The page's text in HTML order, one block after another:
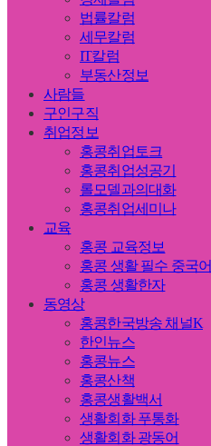
법률칼럼
세무칼럼
IT칼럼
부동산정보
사람들
구인구직
취업정보
홍콩취업토크
홍콩취업성공기
롤모델과의대화
홍콩취업세미나
교육
홍콩 교육정보
홍콩 생활 필수 중국어
홍콩 생활한자
동영상
홍콩한국방송 채널K
한인뉴스
홍콩뉴스
홍콩산책
홍콩생활백서
생활회화 푸통화
생활회화 광동어